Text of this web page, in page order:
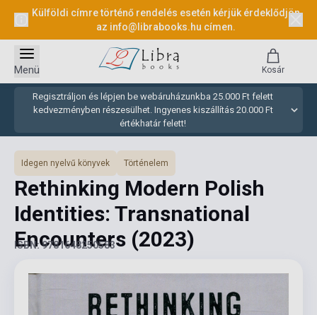
Külföldi címre történő rendelés esetén kérjük érdeklődjön
az info@librabooks.hu címen.
Regisztráljon és lépjen be webáruházunkba 25.000 Ft felett
kedvezményben részesülhet. Ingyenes kiszállítás 20.000 Ft
értékhatár felett!
Menü Kosár
Idegen nyelvű könyvek Történelem
Rethinking Modern Polish
Identities: Transnational
Encounters (2023)
ISBN: 9781648250583